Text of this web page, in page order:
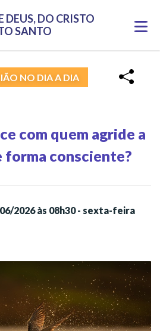
DEUS, DO CRISTO
SANTO
NO DIA A DIA
com quem agride a
forma consciente?
2026 às 08h30 - sexta-feira